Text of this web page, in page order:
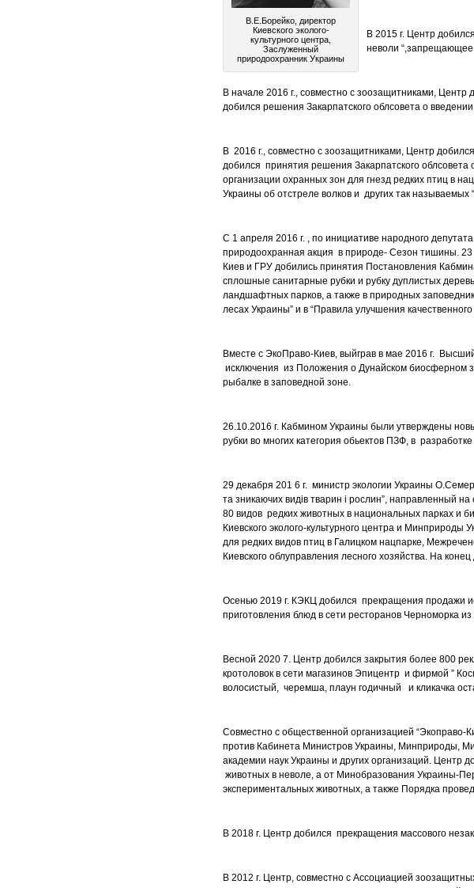
В.Е.Борейко, директор
Киевского эколого-
культурного центра,
Заслуженный
природоохранник Украины
В 2015 г. Центр
неволи
В начале 2016 г., совместно с зоозащитниками,
добился решения Закарпатского облсовета о
В 2016 г., совместно с зоозащитниками, Центр
добился принятия решения Закарпатского
организации охранных зон для гнезд редких птиц в
Украины об отстреле волков и других так называемых
С 1 апреля 2016 г. , по инициативе народного
природоохранная акция в природе- Сезон тишины.
Киев и ГРУ добились принятия Постановления
сплошные санитарные рубки и рубку дуплистых
ландшафтных парков, а также в природных
лесах Украины” и в “Правила улучшения
Вместе с ЭкоПраво-Киев, выйграв в мае 2016 г.
исключения из Положения о Дунайском биосферном
рыбалке в заповедной зоне.
26.10.2016 г. Кабмином Украины были утверждены
рубки во многих категория обьектов ПЗФ, в
29 декабря 201 6 г. министр экологии Украины
та зникаючих видів тварин і рослин”,
80 видов редких животных в национальных парках и
Киевского эколого-культурного центра и
для редких видов птиц в Галицком нацпарке,
Киевского облуправления лесного хозяйства. На
Осенью 2019 г. КЭКЦ добился прекращения продажи
приготовления блюд в сети ресторанов Черноморка
Весной 2020 7. Центр добился закрытия более 800
кротоловок в сети магазинов Эпицентр и фирмой ”
волосистый, черемша, плаун годичный и кликачка
Совместно с общественной организацией “Экоправо-
против Кабинета Министров Украины, Минприроды,
академии наук Украины и других организаций.
животных в неволе, а от Минобразования Украины-
экспериментальных животных, а также Порядка
В 2018 г. Центр добился прекращения массового
В 2012 г. Центр, совместно с Ассоциацией